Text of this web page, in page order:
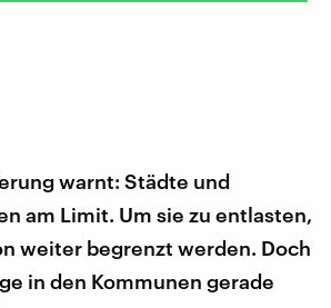
warnt: Städte und
am Limit. Um sie zu entlasten,
weiter begrenzt werden. Doch
in den Kommunen gerade